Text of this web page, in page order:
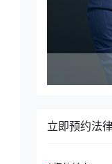
立即预约法